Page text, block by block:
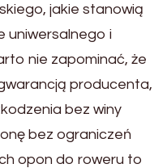
jakie stanowią
uniwersalnego i
nie zapominać, że
producenta,
bez winy
bez ograniczeń
opon do roweru to